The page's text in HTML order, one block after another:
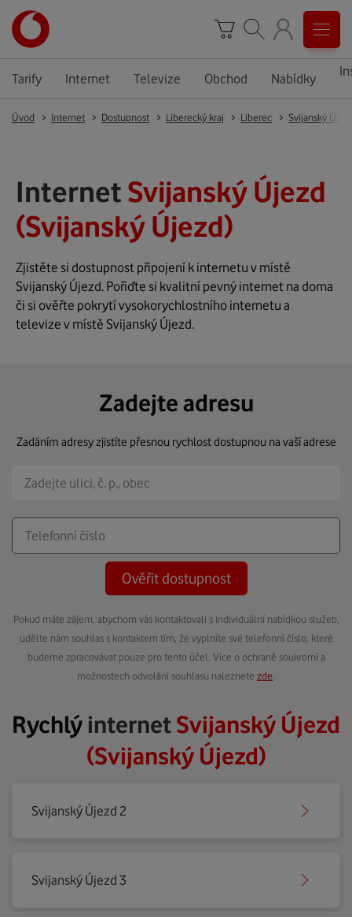
Tarify Internet Televize Obchod Nabídky
Úvod Internet Dostupnost Liberecký kraj Liberec Svijanský
Internet Svijanský Újezd
(Svijanský Újezd)
Zjistěte si dostupnost připojení k internetu v místě
Svijanský Újezd. Pořiďte si kvalitní pevný internet na doma
či si ověřte pokrytí vysokorychlostního internetu a
televize v místě Svijanský Újezd.
Zadejte adresu
Zadáním adresy zjistíte přesnou rychlost dostupnou na vaší adrese
Ověřit dostupnost
Pokud máte zájem, abychom vás kontaktovali s individuální nabídkou služeb,
udělte nám souhlas s kontaktem tím, že vyplníte své telefonní číslo, které
budeme zpracovávat pouze pro tento účel. Více o ochraně soukromí a
možnostech odvolání souhlasu naleznete zde
RychlýinternetSvijanský Újezd
(Svijanský Újezd)
Svijanský Újezd 2
Svijanský Újezd 3